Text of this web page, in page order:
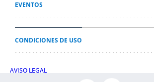
EVENTOS
CONDICIONES DE USO
AVISO LEGAL